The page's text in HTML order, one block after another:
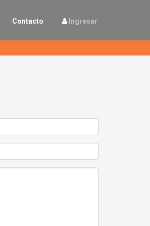
Contacto Ingresar